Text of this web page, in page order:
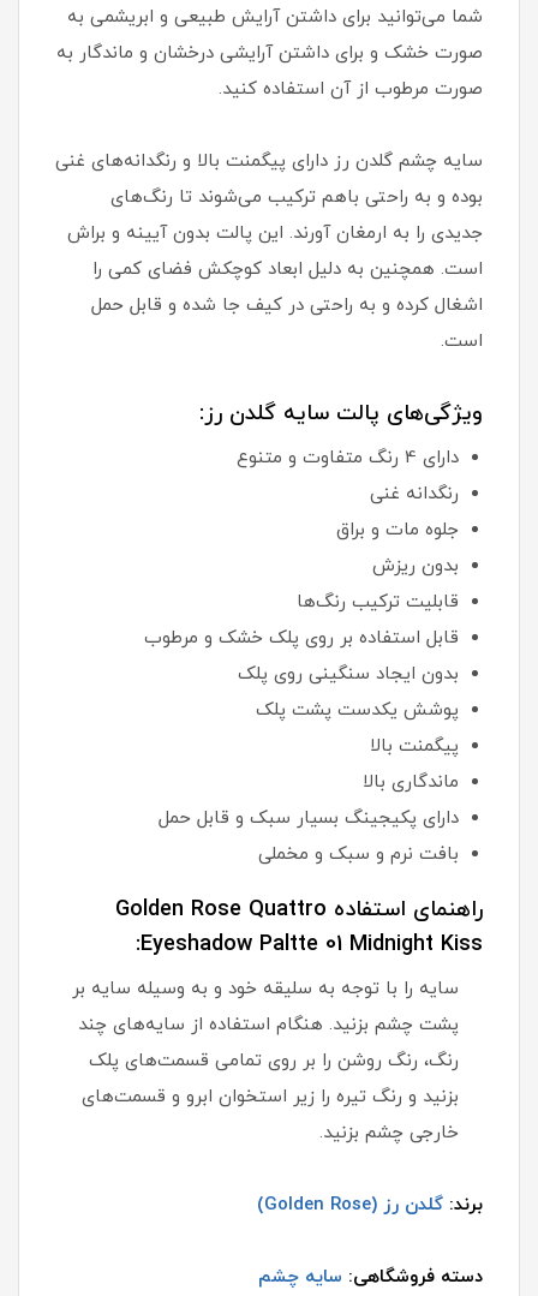
شما می‌توانید برای داشتن آرایش طبیعی و ابریشمی به
صورت خشک و برای داشتن آرایشی درخشان و ماندگار به
صورت مرطوب از آن استفاده کنید.
سایه چشم گلدن رز دارای پیگمنت بالا و رنگدانه‌های غنی
بوده و به راحتی باهم ترکیب می‌شوند تا رنگ‌های
جدیدی را به ارمغان آورند. این پالت بدون آیینه و براش
است. همچنین به دلیل ابعاد کوچکش فضای کمی را
اشغال کرده و به راحتی در کیف جا شده و قابل حمل
است.
ویژگی‌های پالت سایه گلدن رز:
دارای 4 رنگ متفاوت و متنوع
رنگدانه غنی
جلوه مات و براق
بدون ریزش
قابلیت ترکیب رنگ‌ها
قابل استفاده بر روی پلک خشک و مرطوب
بدون ایجاد سنگینی روی پلک
پوشش یکدست پشت پلک
پیگمنت بالا
ماندگاری بالا
دارای پکیجینگ بسیار سبک و قابل حمل
بافت نرم و سبک و مخملی
راهنمای استفاده Golden Rose Quattro
Eyeshadow Paltte 01 Midnight Kiss:
سایه را با توجه به سلیقه خود و به وسیله سایه بر
پشت چشم بزنید. هنگام استفاده از سایه‌های چند
رنگ، رنگ روشن را بر روی تمامی قسمت‌های پلک
بزنید و رنگ تیره را زیر استخوان ابرو و قسمت‌های
خارجی چشم بزنید.
برند: گلدن رز (Golden Rose)
دسته فروشگاهی: سایه چشم